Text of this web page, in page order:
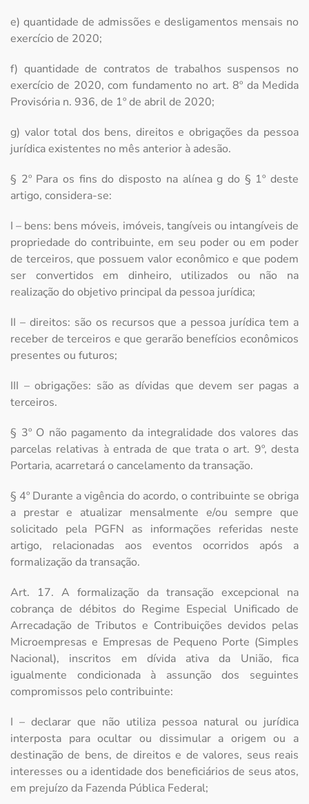
e) quantidade de admissões e desligamentos mensais no
exercício de 2020;
f) quantidade de contratos de trabalhos suspensos no
exercício de 2020, com fundamento no art. 8º da Medida
Provisória n. 936, de 1º de abril de 2020;
g) valor total dos bens, direitos e obrigações da pessoa
jurídica existentes no mês anterior à adesão.
§ 2º Para os fins do disposto na alínea g do § 1º deste
artigo, considera-se:
I – bens: bens móveis, imóveis, tangíveis ou intangíveis de
propriedade do contribuinte, em seu poder ou em poder
de terceiros, que possuem valor econômico e que podem
ser convertidos em dinheiro, utilizados ou não na
realização do objetivo principal da pessoa jurídica;
II – direitos: são os recursos que a pessoa jurídica tem a
receber de terceiros e que gerarão benefícios econômicos
presentes ou futuros;
III – obrigações: são as dívidas que devem ser pagas a
terceiros.
§ 3º O não pagamento da integralidade dos valores das
parcelas relativas à entrada de que trata o art. 9º, desta
Portaria, acarretará o cancelamento da transação.
§ 4º Durante a vigência do acordo, o contribuinte se obriga
a prestar e atualizar mensalmente e/ou sempre que
solicitado pela PGFN as informações referidas neste
artigo, relacionadas aos eventos ocorridos após a
formalização da transação.
Art. 17. A formalização da transação excepcional na
cobrança de débitos do Regime Especial Unificado de
Arrecadação de Tributos e Contribuições devidos pelas
Microempresas e Empresas de Pequeno Porte (Simples
Nacional), inscritos em dívida ativa da União, fica
igualmente condicionada à assunção dos seguintes
compromissos pelo contribuinte:
I – declarar que não utiliza pessoa natural ou jurídica
interposta para ocultar ou dissimular a origem ou a
destinação de bens, de direitos e de valores, seus reais
interesses ou a identidade dos beneficiários de seus atos,
em prejuízo da Fazenda Pública Federal;